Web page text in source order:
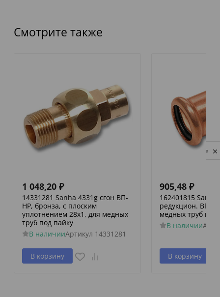
Смотрите также
1 048,20 ₽
14331281 Sanha 4331g сгон ВП-
НР, бронза, с плоским
уплотнением 28x1, для медных
труб под пайку
В наличииАртикул 14331281
В корзину
905,48 ₽
162401815
редукцион. ВПр-
медных труб
В наличии
В корзину
Privacy notice